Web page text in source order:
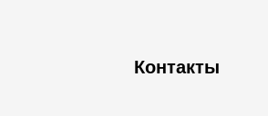
Контакты